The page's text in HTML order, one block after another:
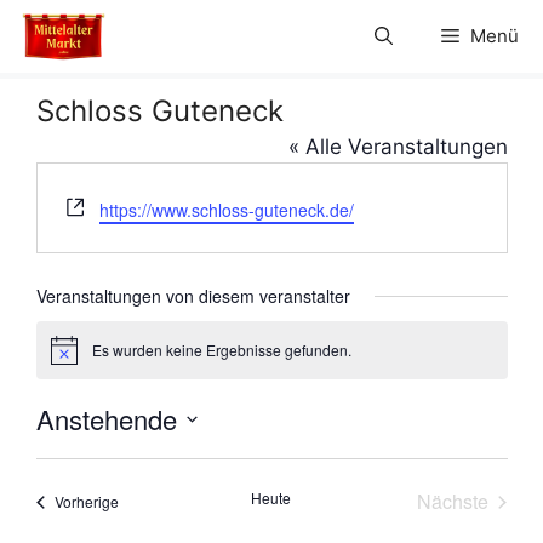
Zum
Inhalt
Menü
Schloss Guteneck
« Alle Veranstaltungen
W
e
b
s
https://www.schloss-guteneck.de/
Veranstaltungen von diesem veranstalter
H
w
e
i
Es wurden keine Ergebnisse gefunden.
Anstehende
D
t
VorherigeVeranstaltungen Heute
Nächste